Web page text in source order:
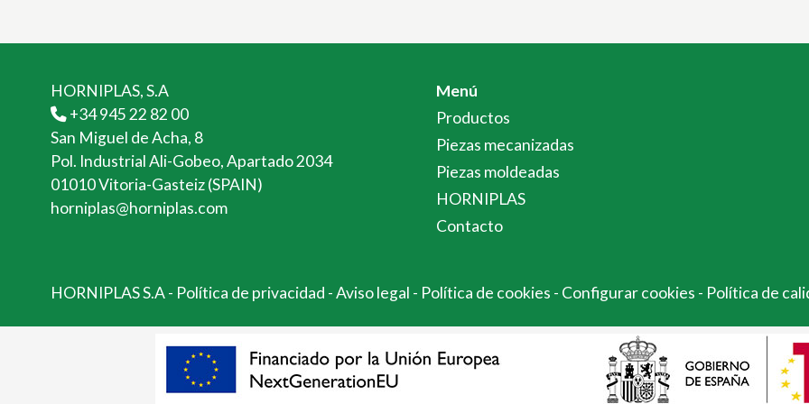
HORNIPLAS, S.A
+34 945 22 82 00
San Miguel de Acha, 8
Pol. Industrial Ali-Gobeo, Apartado 2034
01010 Vitoria-Gasteiz (SPAIN)
horniplas@horniplas.com
Menú
Productos
Piezas mecanizadas
Piezas moldeadas
HORNIPLAS
Contacto
HORNIPLAS S.A- Política de privacidad -Aviso legal - Política de cookies - Configurar cookies - Política de